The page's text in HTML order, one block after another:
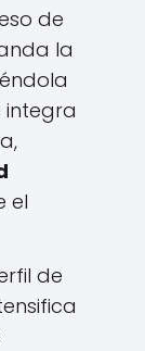
de
la
integra
el
de